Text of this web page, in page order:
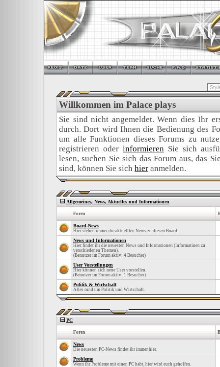
Willkommen im Palace plays
Sie sind nicht angemeldet. Wenn dies Ihr
durch. Dort wird Ihnen die Bedienung des
um alle Funktionen dieses Forums zu
registrieren oder informieren Sie sich
lesen, suchen Sie sich das Forum aus, das
sind, können Sie sich hier anmelden.
Allgemeines, News, Aktuelles und Informationen
Foren
Board-News
Hier stehen immer die aktuelllen News zu diesen Board.
News und Informationen
Hier findet ihr die neuesten News und Informationen (Informatinen zu
verschiedenen Themen).
(Benutzer im Forum aktiv: 4 Besucher)
User Vorstellungen
Hier können sich neue User vorstellen.
(Benutzer im Forum aktiv: 1 Besucher)
Politik & Wirtschaft
Alles rund um Politik und Wirtschaft.
PC
Foren
News
Die neuesten PC-News findet ihr immer hier.
Probleme
Wenn ihr Probleme mit einen PC habt, hier wird euch geholfen.